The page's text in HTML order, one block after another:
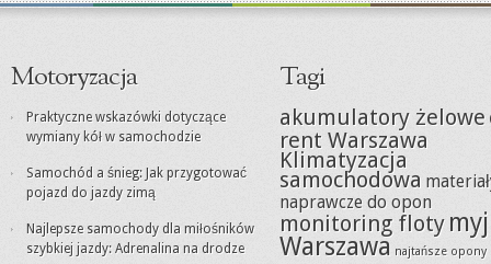
Motoryzacja
Praktyczne wskazówki dotyczące
wymiany kół w samochodzie
Samochód a śnieg: Jak przygotować
pojazd do jazdy zimą
Najlepsze samochody dla miłośników
szybkiej jazdy: Adrenalina na drodze
Tagi
akumulatory żelowe
rent Warszawa
Klimatyzacja
samochodowa
naprawcze do opon
monitoring floty
Warszawa najtańsze opony